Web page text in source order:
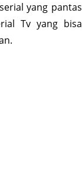
yang pantas
Tv yang bisa